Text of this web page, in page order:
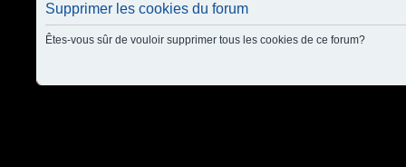
Supprimer les cookies du forum
Êtes-vous sûr de vouloir supprimer tous les cookies de ce forum?